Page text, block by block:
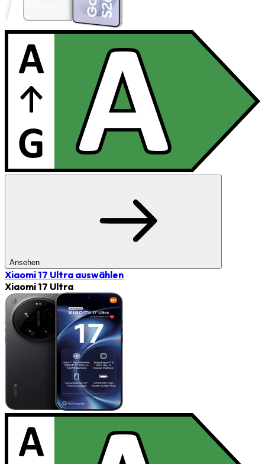
Ansehen
Xiaomi 17 Ultra auswählen
Xiaomi 17 Ultra